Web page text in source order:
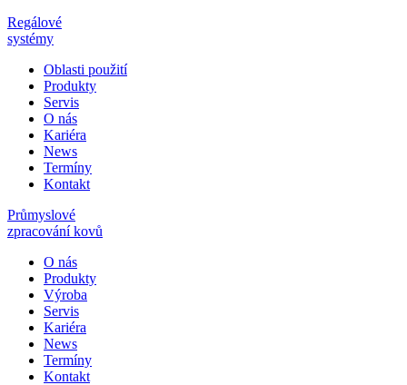
Regálové
systémy
Oblasti použití
Produkty
Servis
O nás
Kariéra
News
Termíny
Kontakt
Průmyslové
zpracování kovů
O nás
Produkty
Výroba
Servis
Kariéra
News
Termíny
Kontakt